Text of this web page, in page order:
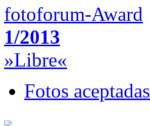
fotoforum-Award
1/2013
»Libre«
Fotos aceptadas